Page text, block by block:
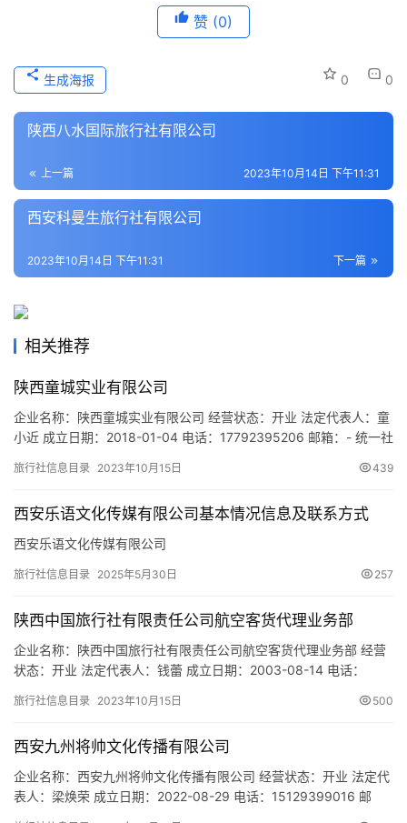
生
活
游
城
市
赞 (0)
0 0
生成海报
陕西八水国际旅行社有限公司
上一篇 2023年10月14日 下午11:31
西安科曼生旅行社有限公司
下一篇
2023年10月14日 下午11:31
相关推荐
陕西童城实业有限公司
企业名称：陕西童城实业有限公司 经营状态：开业 法定代表人：童
小近 成立日期：2018-01-04 电话：17792395206 邮箱：- 统一社
华南城五金机电A区10街2栋12号 网址：- 经营范围：一般项目：金
和旋塞销售；消…
旅行社信息目录 2023年10月15日 439
西安乐语文化传媒有限公司基本情况信息及联系方式
西安乐语文化传媒有限公司
旅行社信息目录 2025年5月30日 257
陕西中国旅行社有限责任公司航空客货代理业务部
企业名称：陕西中国旅行社有限责任公司航空客货代理业务部 经营
状态：开业 法定代表人：钱蕾 成立日期：2003-08-14 电话：
91610000MA6TG2W6XL 注册地址：陕西省西安市碑林区东关正
线或者香…
旅行社信息目录 2023年10月15日 500
西安九州将帅文化传播有限公司
企业名称：西安九州将帅文化传播有限公司 经营状态：开业 法定代
表人：梁焕荣 成立日期：2022-08-29 电话：15129399016 邮